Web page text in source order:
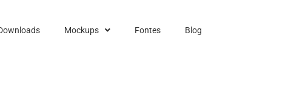
Mockups Fontes Blog